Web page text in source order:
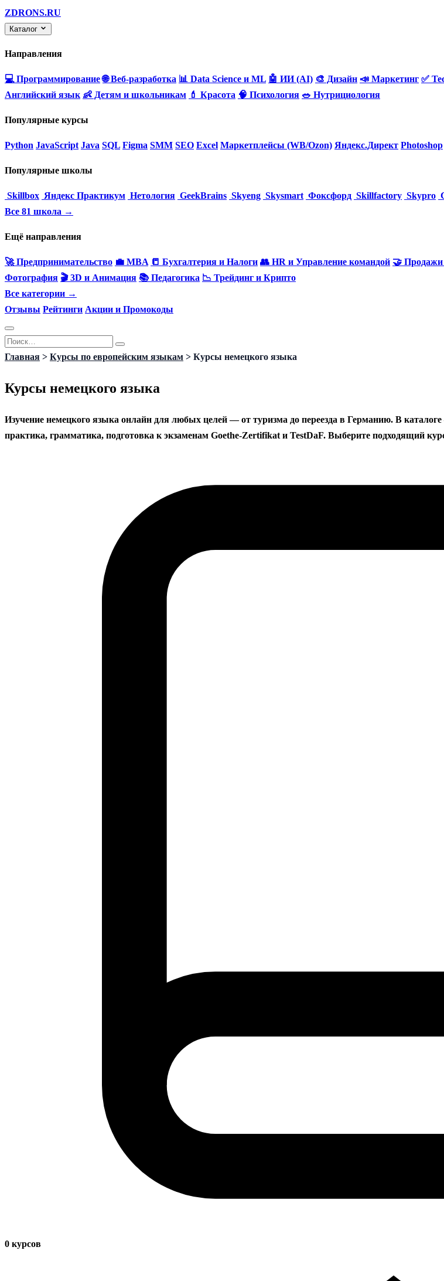
ZDRONS.RU
Каталог
Направления
💻 Программирование 🌐 Веб-разработка 📊 Data Science и ML 🤖 ИИ (AI) 🎨 Дизайн 📣 Маркетинг ✅
Английский язык 👶 Детям и школьникам 💄 Красота 🧠 Психология 🥗 Нутрициология
Популярные курсы
Python JavaScript Java SQL Figma SMM SEO Excel Маркетплейсы (WB/Ozon) Яндекс.Директ Photoshop
Популярные школы
Skillbox Яндекс Практикум Нетология GeekBrains Skyeng Skysmart Фоксфорд Skillfactory Skypro
Все 81 школа →
Ещё направления
🚀 Предпринимательство 💼 MBA 📒 Бухгалтерия и Налоги 👥 HR и Управление командой 🤝
Фотография 🎬 3D и Анимация 📚 Педагогика 📉 Трейдинг и Крипто
Все категории →
Отзывы Рейтинги Акции и Промокоды
Перейти
к
Search
for:
Главная > Курсы по европейским языкам > Курсы немецкого языка
Курсы немецкого языка
Изучение немецкого языка онлайн для любых целей — от туризма до переезда в Германию. В
практика, грамматика, подготовка к экзаменам Goethe-Zertifikat и TestDaF. Выберите подходящий
0 курсов